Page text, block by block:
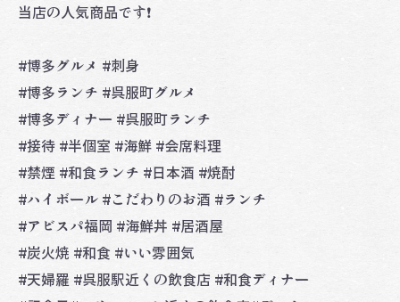
当店の人気商品です❗️
#博多グルメ #刺身
#博多ランチ #呉服町グルメ
#博多ディナー #呉服町ランチ
#接待 #半個室 #海鮮 #会席料理
#禁煙 #和食ランチ #日本酒 #焼酎
#ハイボール #こだわりのお酒 #ランチ
#アビスパ福岡 #海鮮丼 #居酒屋
#炭火焼 #和食 #いい雰囲気
#天婦羅 #呉服駅近くの飲食店 #和食ディナー